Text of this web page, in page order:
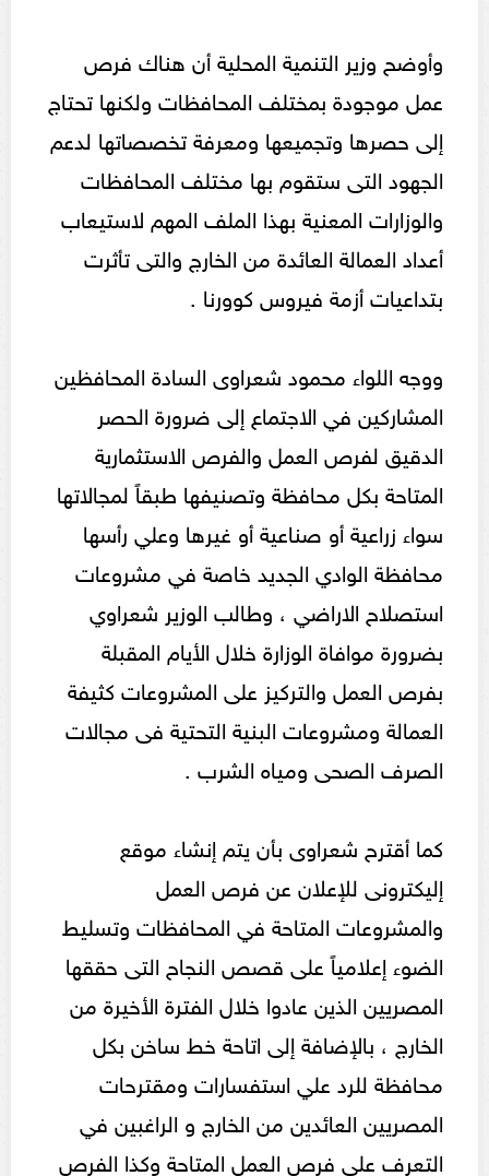
وأوضح وزير التنمية المحلية أن هناك فرص
عمل موجودة بمختلف المحافظات ولكنها تحتاج
إلى حصرها وتجميعها ومعرفة تخصصاتها لدعم
الجهود التى ستقوم بها مختلف المحافظات
والوزارات المعنية بهذا الملف المهم لاستيعاب
أعداد العمالة العائدة من الخارج والتى تأثرت
بتداعيات أزمة فيروس كوورنا .
ووجه اللواء محمود شعراوى السادة المحافظين
المشاركين في الاجتماع إلى ضرورة الحصر
الدقيق لفرص العمل والفرص الاستثمارية
المتاحة بكل محافظة وتصنيفها طبقاً لمجالاتها
سواء زراعية أو صناعية أو غيرها وعلي رأسها
محافظة الوادي الجديد خاصة في مشروعات
استصلاح الاراضي ، وطالب الوزير شعراوي
بضرورة موافاة الوزارة خلال الأيام المقبلة
بفرص العمل والتركيز على المشروعات كثيفة
العمالة ومشروعات البنية التحتية فى مجالات
الصرف الصحى ومياه الشرب .
كما أقترح شعراوى بأن يتم إنشاء موقع
إليكترونى للإعلان عن فرص العمل
والمشروعات المتاحة في المحافظات وتسليط
الضوء إعلامياً على قصص النجاح التى حققها
المصريين الذين عادوا خلال الفترة الأخيرة من
الخارج ، بالإضافة إلى اتاحة خط ساخن بكل
محافظة للرد علي استفسارات ومقترحات
المصريين العائدين من الخارج و الراغبين في
التعرف على فرص العمل المتاحة وكذا الفرص